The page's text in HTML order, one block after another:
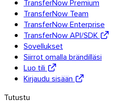
TransferNow Premium
TransferNow Team
TransferNow Enterprise
TransferNow API/SDK
Sovellukset
Siirrot omalla brändilläsi
Luo tili
Kirjaudu sisään
Tutustu